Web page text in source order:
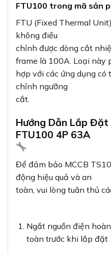
FTU100 trong mã sản
FTU (Fixed Thermal
không điều
chỉnh được dòng cắt
frame là 100A. Loại này
hợp với các ứng dụng
chỉnh ngưỡng
cắt.
Hướng Dẫn Lắp Đặt
FTU100 4P 63A
Để đảm bảo MCCB
động hiệu quả và an
toàn, vui lòng tuân thủ
Ngắt nguồn điện hoàn
toàn trước khi lắp đặt